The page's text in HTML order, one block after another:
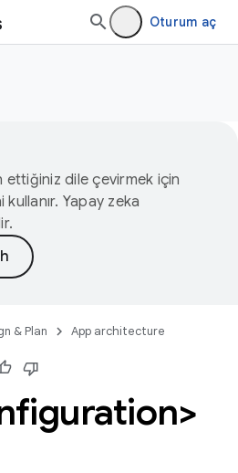
Oturum aç
dile çevirmek için
Yapay zeka
& Plan App architecture